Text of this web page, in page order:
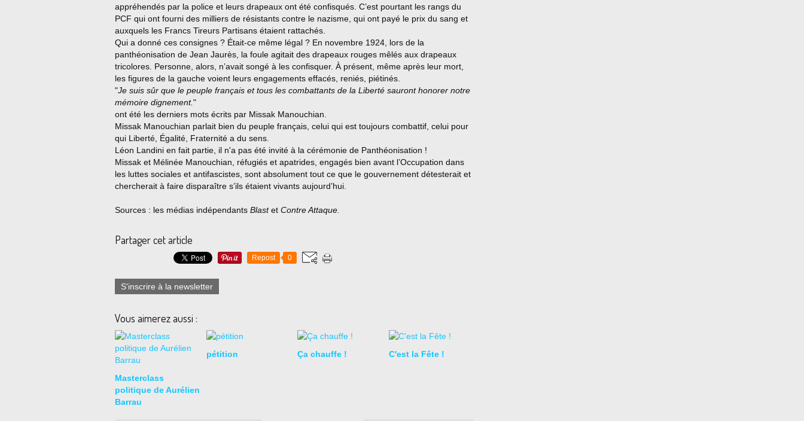
appréhendés par la police et leurs drapeaux ont été confisqués. C’est pourtant les rangs du
PCF qui ont fourni des milliers de résistants contre le nazisme, qui ont payé le prix du sang et
auxquels les Francs Tireurs Partisans étaient rattachés.
Qui a donné ces consignes ? Était-ce même légal ? En novembre 1924, lors de la
panthéonisation de Jean Jaurès, la foule agitait des drapeaux rouges mêlés aux drapeaux
tricolores. Personne, alors, n’avait songé à les confisquer. À présent, même après leur mort,
les figures de la gauche voient leurs engagements effacés, reniés, piétinés.
"Je suis sûr que le peuple français et tous les combattants de la Liberté sauront honorer notre
mémoire dignement."
ont été les derniers mots écrits par Missak Manouchian.
Missak Manouchian parlait bien du peuple français, celui qui est toujours combattif, celui pour
qui Liberté, Égalité, Fraternité a du sens.
Léon Landini en fait partie, il n'a pas été invité à la cérémonie de Panthéonisation !
Missak et Mélinée Manouchian, réfugiés et apatrides, engagés bien avant l’Occupation dans
les luttes sociales et antifascistes, sont absolument tout ce que le gouvernement détesterait et
chercherait à faire disparaître s’ils étaient vivants aujourd’hui.
Sources : les médias indépendants Blastet Contre Attaque.
Partager cet article
Repost 0
S'inscrire à la newsletter
Vous aimerez aussi :
Masterclass
politique de Aurélien
Barrau
pétition Ça chauffe ! C'est la Fête !